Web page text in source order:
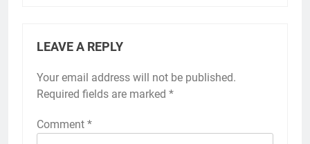
LEAVE A REPLY
Your email address will not be published.
Required fields are marked *
Comment *